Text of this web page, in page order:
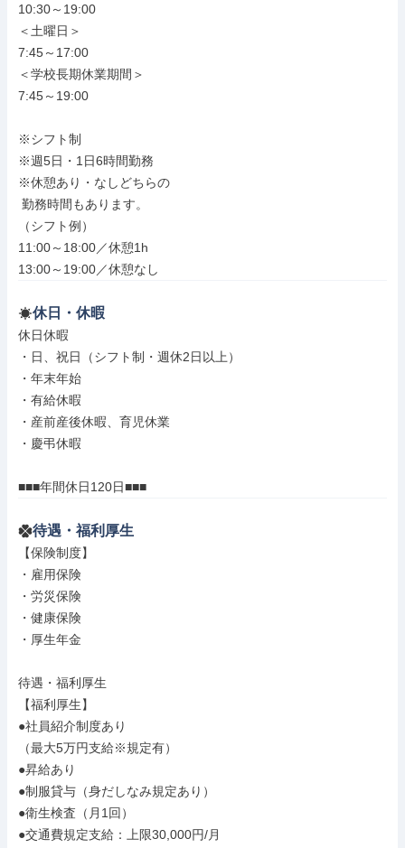
10:30～19:00
＜土曜日＞
7:45～17:00
＜学校長期休業期間＞
7:45～19:00
※シフト制
※週5日・1日6時間勤務
※休憩あり・なしどちらの
（シフト例）
11:00～18:00／休憩1h
13:00～19:00／休憩なし
休日・休暇
休日休暇
・日、祝日（シフト制・週休2日以上）
・年末年始
・有給休暇
・産前産後休暇、育児休業
・慶弔休暇
■■■年間休日120日■■■
待遇・福利厚生
【保険制度】
・雇用保険
・労災保険
・健康保険
・厚生年金
待遇・福利厚生
【福利厚生】
●社員紹介制度あり
（最大5万円支給※規定有）
●昇給あり
●制服貸与（身だしなみ規定あり）
●衛生検査（月1回）
●交通費規定支給：上限30,000円/月